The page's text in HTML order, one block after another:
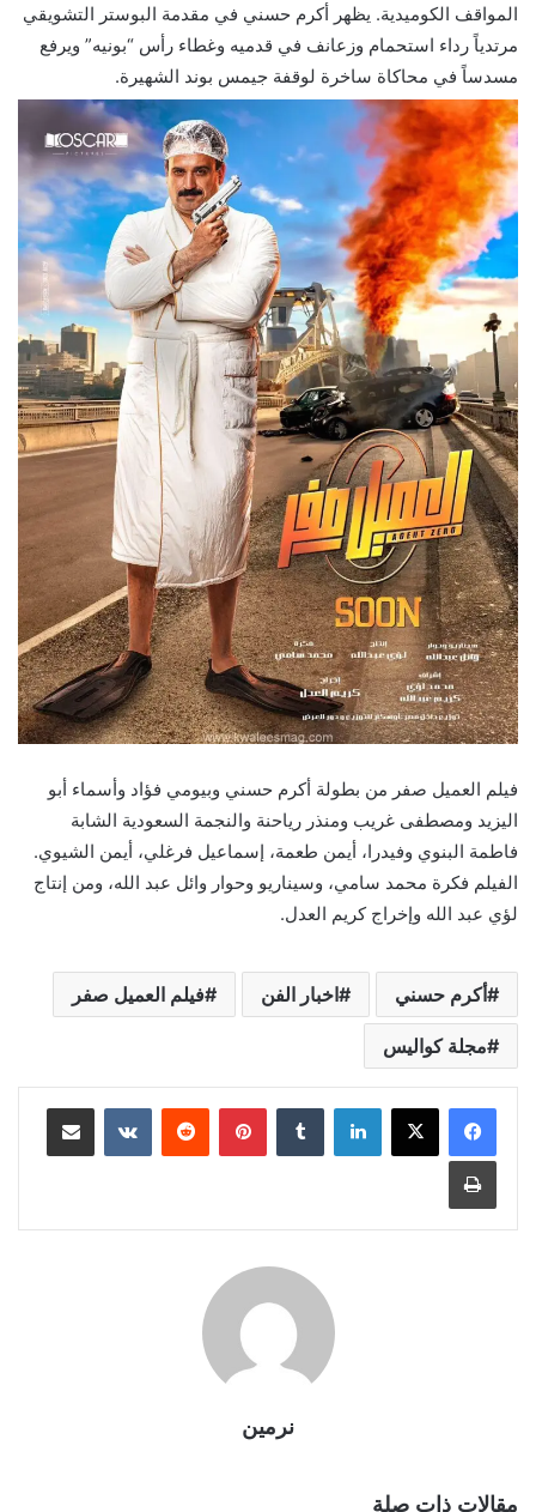
المواقف الكوميدية. يظهر أكرم حسني في مقدمة البوستر التشويقي
مرتدياً رداء استحمام وزعانف في قدميه وغطاء رأس “بونيه” ويرفع
مسدساً في محاكاة ساخرة لوقفة جيمس بوند الشهيرة.
فيلم العميل صفر من بطولة أكرم حسني وبيومي فؤاد وأسماء أبو
اليزيد ومصطفى غريب ومنذر رياحنة والنجمة السعودية الشابة
فاطمة البنوي وفيدرا، أيمن طعمة، إسماعيل فرغلي، أيمن الشيوي.
الفيلم فكرة محمد سامي، وسيناريو وحوار وائل عبد الله، ومن إنتاج
لؤي عبد الله وإخراج كريم العدل.
أكرم حسني اخبار الفن فيلم العميل صفر
مجلة كواليس
لينكدإن بينتيريست مشاركة عبر البريد
طباعة
نرمين
مقالات ذات صلة